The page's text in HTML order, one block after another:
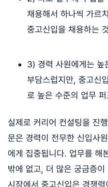
채용해서 하나씩 가르
중고신입을 채용하는
3) 경력 사원에게는 높
부담스럽지만, 중고신
로 높은 수준의 업무
실제로 커리어 컨설팅을 진
문은 경력이 전무한 신입사
에게 집중됩니다. 업무를 해
밖에 없고, 더 많은 궁금증
시장에서 중고신입은 경쟁